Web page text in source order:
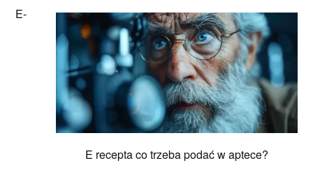
E recepta co trzeba podać w aptece?
E-